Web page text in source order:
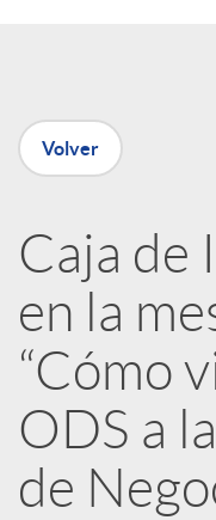
n
R
e
d
e
Volver
Caja de
en la
“Cómo
ODS a
de